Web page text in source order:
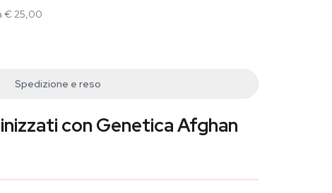
€ 25,00
Spedizione e reso
con Genetica Afghan